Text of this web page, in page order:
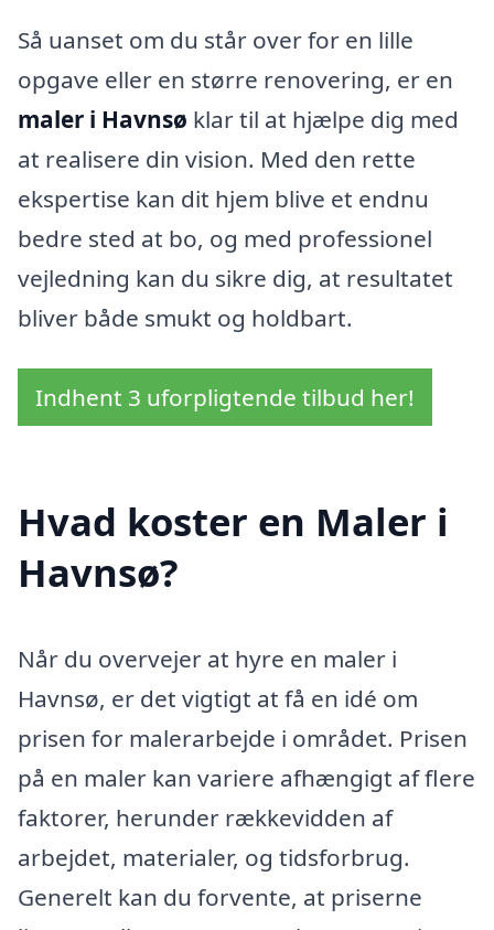
Så uanset om du står over for en lille
opgave eller en større renovering, er en
maler i Havnsø klar til at hjælpe dig med
at realisere din vision. Med den rette
ekspertise kan dit hjem blive et endnu
bedre sted at bo, og med professionel
vejledning kan du sikre dig, at resultatet
bliver både smukt og holdbart.
Indhent 3 uforpligtende tilbud her!
Hvad koster en Maler i
Havnsø?
Når du overvejer at hyre en maler i
Havnsø, er det vigtigt at få en idé om
prisen for malerarbejde i området. Prisen
på en maler kan variere afhængigt af flere
faktorer, herunder rækkevidden af
arbejdet, materialer, og tidsforbrug.
Generelt kan du forvente, at priserne